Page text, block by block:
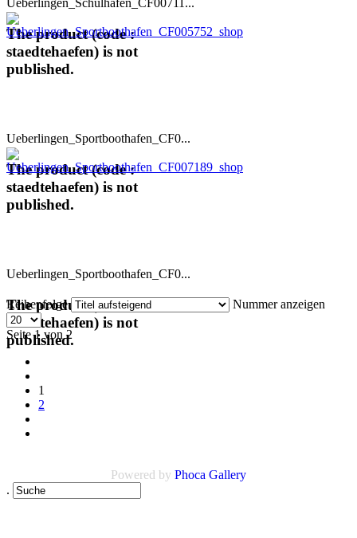
Ueberlingen_Schulhafen_CF00711...
The product (code :
staedtehaefen) is not
published.
Ueberlingen_Sportboothafen_CF0...
The product (code :
staedtehaefen) is not
published.
Ueberlingen_Sportboothafen_CF0...
The product (code :
staedtehaefen) is not
published.
Reihenfolge Nummer anzeigen
Seite 1 von 2
1
2
Powered by Phoca Gallery
.